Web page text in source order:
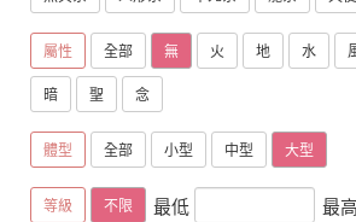
屬性 全部 無 火 地 水
暗 聖 念
體型 全部 小型 中型 大型
等級 不限 最低 最高